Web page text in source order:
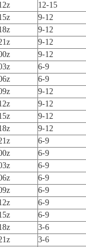
12-15
9-12
9-12
9-12
9-12
6-9
6-9
9-12
9-12
9-12
9-12
6-9
6-9
6-9
6-9
6-9
6-9
6-9
3-6
3-6